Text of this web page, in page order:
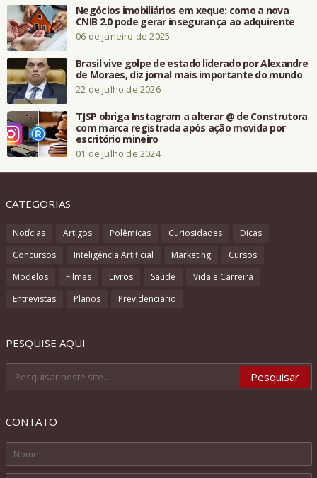
Negócios imobiliários em xeque: como a nova
CNIB 2.0 pode gerar insegurança ao adquirente
06 de janeiro de 2025
Brasil vive golpe de estado liderado por Alexandre
de Moraes, diz jornal mais importante do mundo
22 de julho de 2026
TJSP obriga Instagram a alterar @ de Construtora
com marca registrada após ação movida por
escritório mineiro
01 de julho de 2024
CATEGORIAS
Notícias Artigos Polêmicas Curiosidades
Dicas
Concursos
Inteligência Artificial Marketing
Cursos
Modelos
Filmes Livros Saúde
Vida e Carreira
Entrevistas
Planos Previdenciário
PESQUISE AQUI
CONTATO